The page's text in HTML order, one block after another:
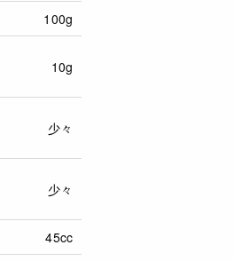
100g
10g
少々
少々
45cc